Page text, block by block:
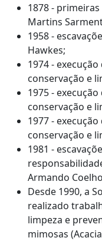
1878 -
Martins
1958 -
Hawkes;
1974 -
conservação e
1975 -
conservação e
1977 -
conservação e
1981 -
Armando
Desde 1990, a
realizado
limpeza e
mimosas